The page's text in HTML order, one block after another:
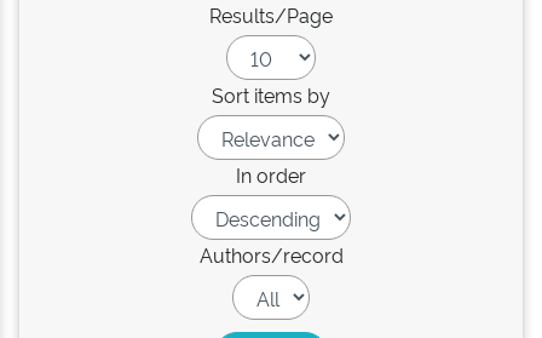
Results/Page
Sort items by
In order
Authors/record